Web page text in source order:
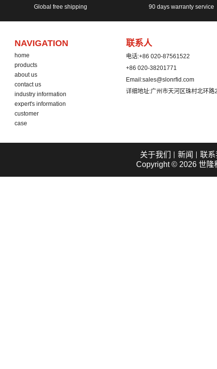
Global free shipping 90 days warranty service
NAVIGATION
home
products
about us
contact us
industry information
expert's information
customer
case
联系人
电话:+86 020-87561522
+86 020-38201771
Email:sales@slonrfid.com
详细地址:广州市天河区珠村北环
关于我们 新闻
联
Copyright © 2026 世隆